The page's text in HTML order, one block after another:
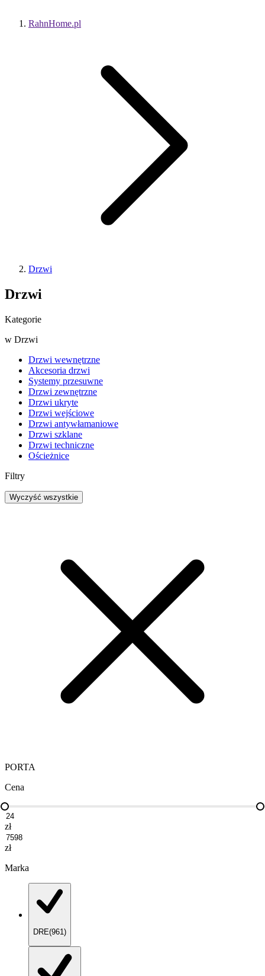
RahnHome.pl
Drzwi
Drzwi
Kategorie
w Drzwi
Drzwi wewnętrzne
Akcesoria drzwi
Systemy przesuwne
Drzwi zewnętrzne
Drzwi ukryte
Drzwi wejściowe
Drzwi antywłamaniowe
Drzwi szklane
Drzwi techniczne
Ościeżnice
Filtry
Wyczyść wszystkie
PORTA
Cena
zł
zł
Marka
DRE(961)